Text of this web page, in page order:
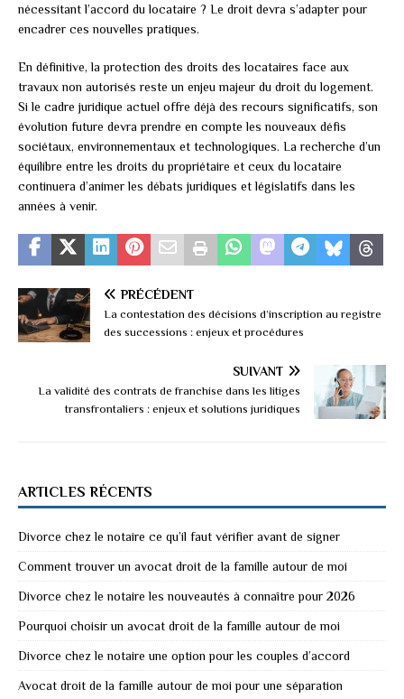
nécessitant l’accord du locataire ? Le droit devra s’adapter pour
encadrer ces nouvelles pratiques.
En définitive, la protection des droits des locataires face aux
travaux non autorisés reste un enjeu majeur du droit du logement.
Si le cadre juridique actuel offre déjà des recours significatifs, son
évolution future devra prendre en compte les nouveaux défis
sociétaux, environnementaux et technologiques. La recherche d’un
équilibre entre les droits du propriétaire et ceux du locataire
continuera d’animer les débats juridiques et législatifs dans les
années à venir.
PRÉCÉDENT
La contestation des décisions d’inscription au registre
des successions : enjeux et procédures
SUIVANT
La validité des contrats de franchise dans les litiges
transfrontaliers : enjeux et solutions juridiques
ARTICLES RÉCENTS
Divorce chez le notaire ce qu’il faut vérifier avant de signer
Comment trouver un avocat droit de la famille autour de moi
Divorce chez le notaire les nouveautés à connaître pour 2026
Pourquoi choisir un avocat droit de la famille autour de moi
Divorce chez le notaire une option pour les couples d’accord
Avocat droit de la famille autour de moi pour une séparation